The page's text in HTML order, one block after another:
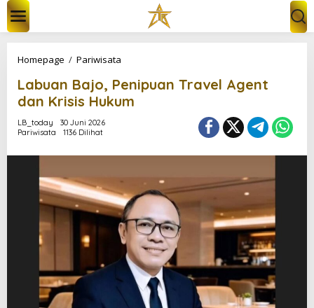
w
Homepage / Pariwisata
b
u
a
j
,
P
e
n
i
p
u
a
n
T
Labuan Bajo, Penipuan Travel Agent
dan Krisis Hukum
LB_today
30 Juni 2026
Pariwisata
1136 Dilihat